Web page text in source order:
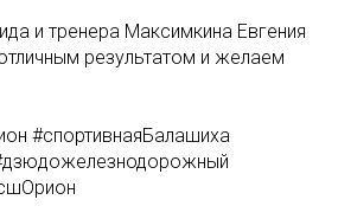
и тренера Максимкина Евгения
результатом и желаем
#спортивнаяБалашиха